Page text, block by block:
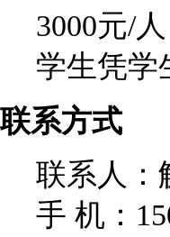
3000元/人
学生凭学
联系方式
联系人：
手 机：